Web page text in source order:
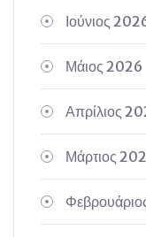
Ιούνιος
Μάιος 2026
Απρίλιος
Μάρτιος